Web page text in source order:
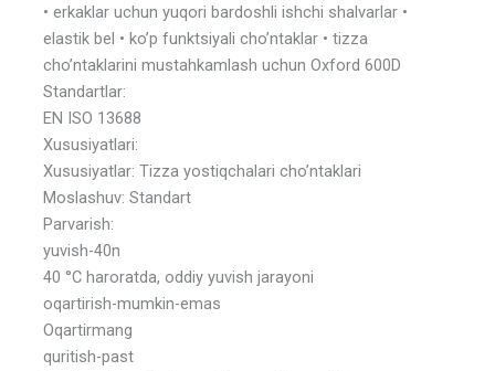
• erkaklar uchun yuqori bardoshli ishchi shalvarlar •
elastik bel • ko’p funktsiyali cho’ntaklar • tizza
cho’ntaklarini mustahkamlash uchun Oxford 600D
Standartlar:
EN ISO 13688
Xususiyatlari:
Xususiyatlar: Tizza yostiqchalari cho’ntaklari
Moslashuv: Standart
Parvarish:
yuvish-40n
40 °C haroratda, oddiy yuvish jarayoni
oqartirish-mumkin-emas
Oqartirmang
quritish-past